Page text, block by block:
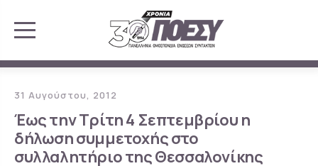
31 Αυγούστου, 2012
Έως την Τρίτη 4 Σεπτεμβρίου η
δήλωση συμμετοχής στο
συλλαλητήριο της Θεσσαλονίκης